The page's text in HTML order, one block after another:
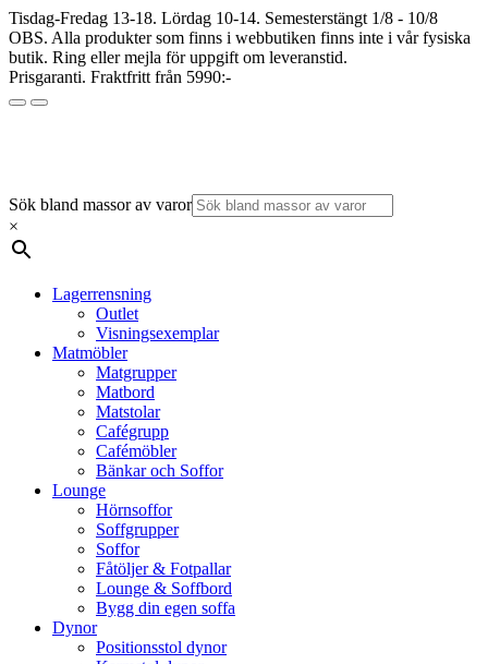
Tisdag-Fredag 13-18. Lördag 10-14. Semesterstängt 1/8 - 10/8
OBS. Alla produkter som finns i webbutiken finns inte i vår fysiska
butik. Ring eller mejla för uppgift om leveranstid.
Prisgaranti. Fraktfritt från 5990:-
Sök bland massor av varor
×
Lagerrensning
Outlet
Visningsexemplar
Matmöbler
Matgrupper
Matbord
Matstolar
Cafégrupp
Cafémöbler
Bänkar och Soffor
Lounge
Hörnsoffor
Soffgrupper
Soffor
Fåtöljer & Fotpallar
Lounge & Soffbord
Bygg din egen soffa
Dynor
Positionsstol dynor